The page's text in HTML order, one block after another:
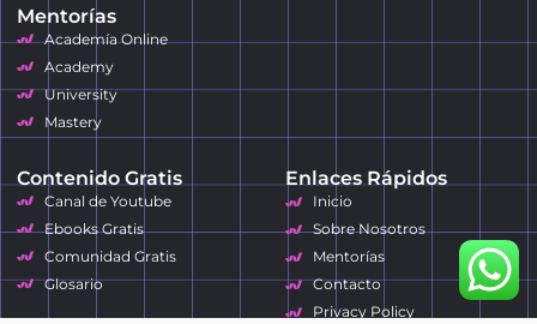
Mentorías
Academía Online
Academy
University
Mastery
Contenido Gratis
Canal de Youtube
Ebooks Gratis
Comunidad Gratis
Glosario
Enlaces Rápidos
Inicio
Sobre Nosotros
Mentorías
Contacto
Privacy Policy